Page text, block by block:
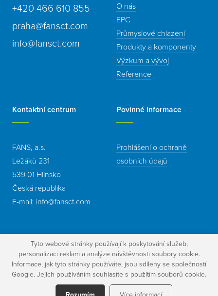
Tyto webové stránky používají k poskytování služeb,
personalizaci reklam a analýze návštěvnosti soubory cookie.
Informace, jak tyto stránky používáte, jsou sdíleny se společností
Google. Jejich používáním souhlasíte s použitím souborů cookie.
+420 466 610 855
praha@fansct.com
info@fansct.com
O nás
EPC
Průmyslové chlazení
Produkty a komponenty
Výzkum a vývoj
Reference
Kontaktní centrum
FANS, a.s.
Ležáků 231
539 01 Hlinsko
Česká republika
E-mail: info@fansct.com
Povinné informace
Prohlášení o ochraně
osobních údajů
© 2016 FANS, a.s. | Všechna práva vyhrazena. |webDesign Studio 9
|Prohlášení o ochraně